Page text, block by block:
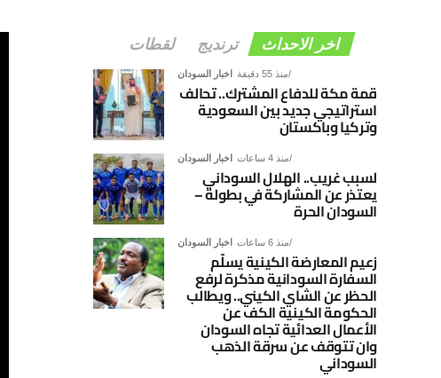
اخر الاحداث ترنديج لقطات
اخبار السودان منذ 55 دقيقة
قمة مكة للدفاع المشترك.. تحالف
استراتيجي جديد بين السعودية
وتركيا وباكستان
اخبار السودان منذ 4 ساعات
لسبب غريب.. الهلال السوداني
يعتذر عن المشاركة في بطولة –
السودان الحرة
اخبار السودان منذ 6 ساعات
زعيم المعارضة الكينية يسلّم
السفارة السودانية مذكرة لرفع
الحظر عن الشاي الكيني.. ويطالب
الحكومة الكينية الكف عن
الأعمال العدائية تجاه السودان
وان تتوقف عن سرقة الذهب
السوداني